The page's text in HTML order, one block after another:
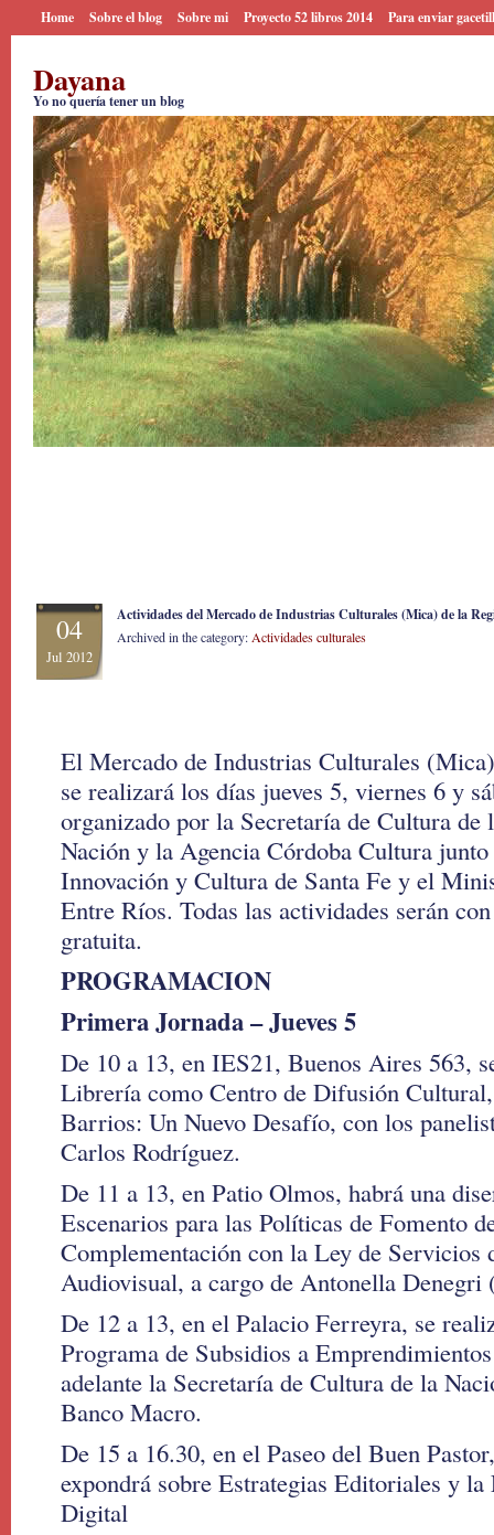
Home Sobre el blog Sobre mi Proyecto 52 libros 2014 Para enviar
Dayana
Yo no quería tener un blog
04
Jul 2012
Actividades del Mercado de Industrias Culturales (Mica) de la
Archived in the category: Actividades culturales
El Mercado de Industrias Culturales
se realizará los días jueves 5, viernes 6 y
organizado por la Secretaría de Cultura de
Nación y la Agencia Córdoba Cultura
Innovación y Cultura de Santa Fe y el
Entre Ríos. Todas las actividades serán
gratuita.
PROGRAMACION
Primera Jornada – Jueves 5
De 10 a 13, en IES21, Buenos Aires 563,
Librería como Centro de Difusión
Barrios: Un Nuevo Desafío, con los
Carlos Rodríguez.
De 11 a 13, en Patio Olmos, habrá una
Escenarios para las Políticas de Fomento
Complementación con la Ley de Servicios
Audiovisual, a cargo de Antonella
De 12 a 13, en el Palacio Ferreyra, se
Programa de Subsidios a
adelante la Secretaría de Cultura de la
Banco Macro.
De 15 a 16.30, en el Paseo del Buen
expondrá sobre Estrategias Editoriales y
Digital